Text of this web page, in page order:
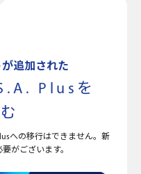
追加された
Plus を
Plusへの移行はできません。新
がございます。